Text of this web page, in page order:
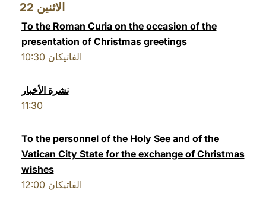
22 الاثنين
To the Roman Curia on the occasion of the
presentation of Christmas greetings
10:30 الفاتيكان
نشرة الأخبار
11:30
To the personnel of the Holy See and of the
Vatican City State for the exchange of Christmas
wishes
12:00 الفاتيكان